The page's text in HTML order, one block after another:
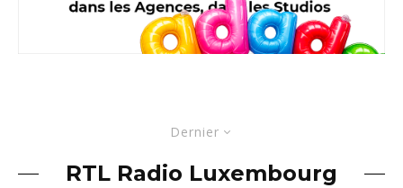
Dernier
RTL Radio Luxembourg